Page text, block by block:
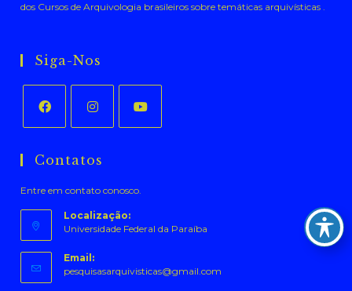
dos Cursos de Arquivologia brasileiros sobre temáticas arquivísticas .
Siga-Nos
em
nova
aba
em
nova
aba
nova
aba
Contatos
Entre em contato conosco.
Localização:
Universidade Federal da Paraíba
Email:
pesquisasarquivisticas@gmail.com